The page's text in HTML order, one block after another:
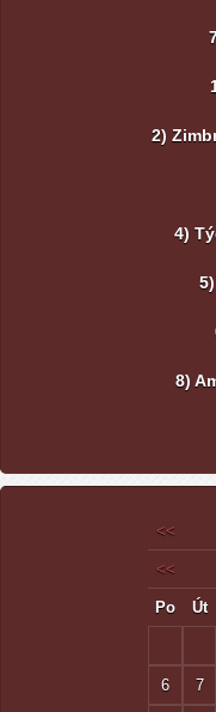
2)
4)
8)
<<
<<
Po Út
6 7